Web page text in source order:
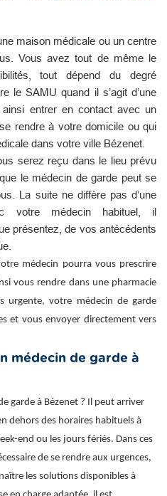
maison médicale ou un centre
Vous avez tout de même le
tout dépend du degré
le SAMU quand il s’agit d’une
entrer en contact avec un
rendre à votre domicile ou qui
dans votre ville Bézenet.
serez reçu dans le lieu prévu
le médecin de garde peut se
La suite ne diffère pas d’une
votre médecin habituel, il
présentez, de vos antécédents
médecin pourra vous prescrire
vous rendre dans une pharmacie
urgente, votre médecin de garde
et vous envoyer directement vers
médecin de garde à
garde à Bézenet ? Il peut arriver
dehors des horaires habituels à
end ou les jours fériés. Dans ces
de se rendre aux urgences,
les solutions disponibles à